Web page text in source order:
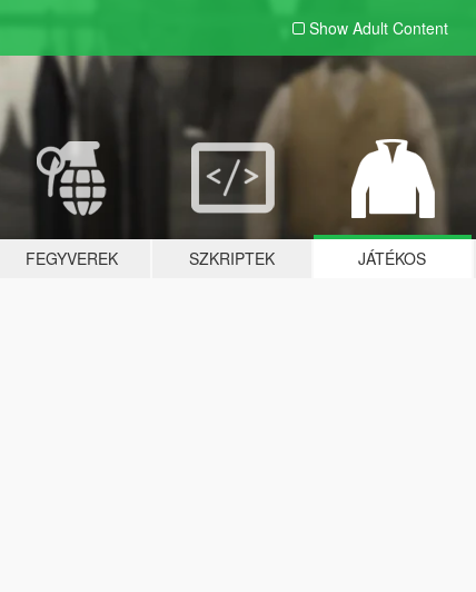
Show Adult Content
FEGYVEREK SZKRIPTEK JÁTÉKOS